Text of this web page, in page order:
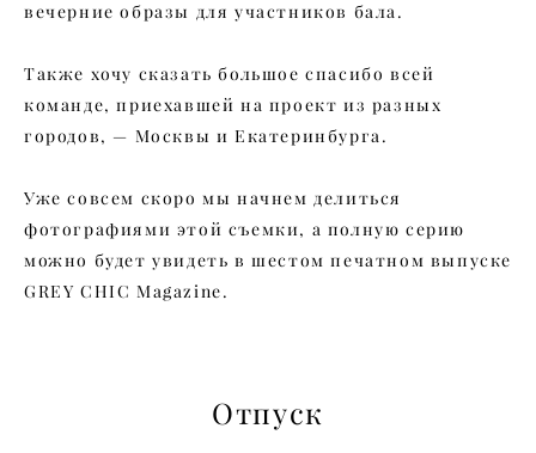
вечерние образы для участников бала.
Также хочу сказать большое спасибо всей
команде, приехавшей на проект из разных
городов, — Москвы и Екатеринбурга.
Уже совсем скоро мы начнем делиться
фотографиями этой съемки, а полную серию
можно будет увидеть в шестом печатном выпуске
GREY CHIC Magazine.
Отпуск